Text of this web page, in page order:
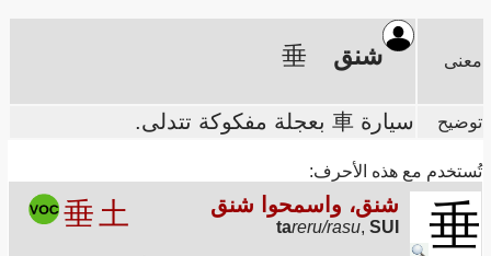
معنى شنق
توضيح سيارة 車 بعجلة مفكوكة تتدلى.
تُستخدم مع هذه الأحرف:
垂 شنق، واسمحوا شنق
tareru/rasu, SUI
垂 土